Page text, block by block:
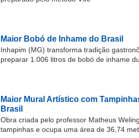
Maior Bobó de Inhame do Brasil
Inhapim (MG) transforma tradição
preparar 1.006 litros de bobó de inhame
Maior Mural Artístico com
Brasil
Obra criada pelo professor Matheus
tampinhas e ocupa uma área de 36,74